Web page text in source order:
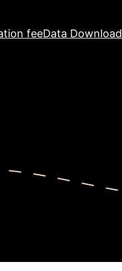
feeData Download